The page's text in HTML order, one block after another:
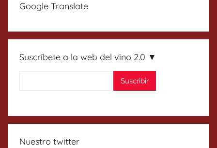
Google Translate
Suscríbete a la web del vino 2.0 ▼
Nuestro twitter